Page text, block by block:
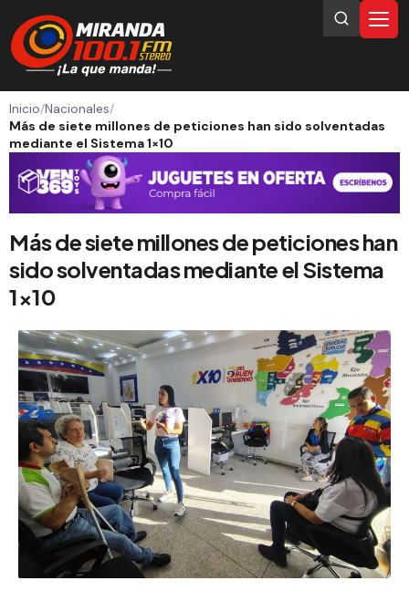
Inicio/Nacionales/
Más de siete millones de peticiones han sido solventadas
mediante el Sistema 1×10
Más de siete millones de peticiones han
sido solventadas mediante el Sistema
1×10